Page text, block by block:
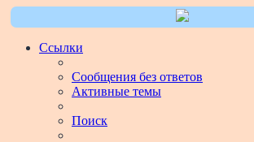
Ссылки
Сообщения без ответов
Активные темы
Поиск